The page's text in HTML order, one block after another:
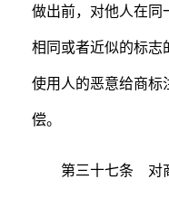
做出前，对他人在同
相同或者近似的标志
使用人的恶意给商标
偿。
第三十七条 对商